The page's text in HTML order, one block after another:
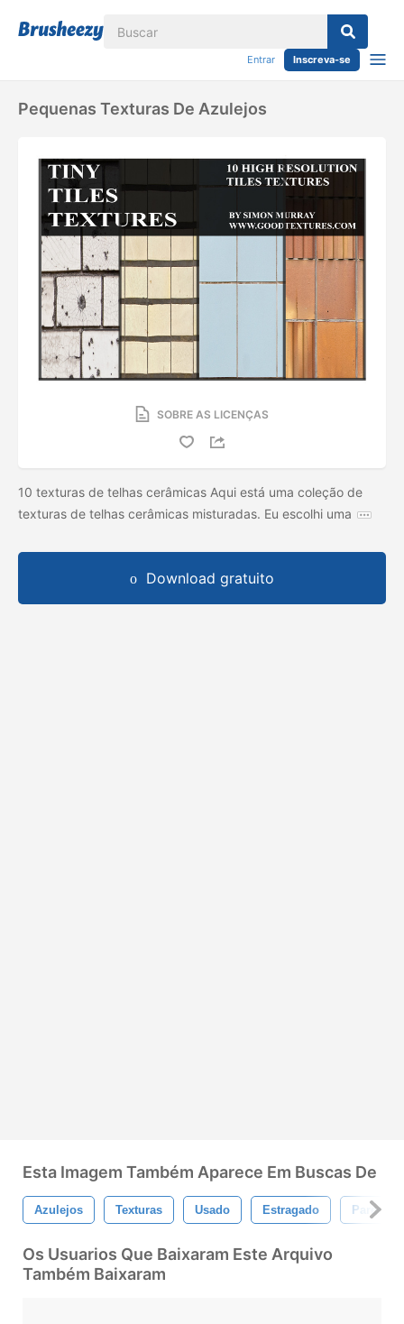
Entrar Inscreva-se
Pequenas Texturas De Azulejos
SOBRE AS LICENÇAS
10 texturas de telhas cerâmicas Aqui está uma coleção de
texturas de telhas cerâmicas misturadas. Eu escolhi uma
Download gratuito
Esta Imagem Também Aparece Em Buscas De
Azulejos Texturas Usado Estragado Parede
Os Usuarios Que Baixaram Este Arquivo
Também Baixaram